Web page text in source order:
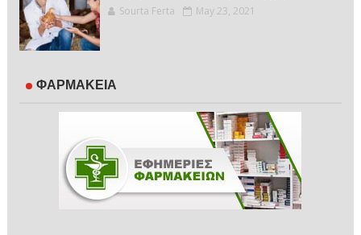
Sourta Ferta May 23, 2021
ΦΑΡΜΑΚΕΙΑ